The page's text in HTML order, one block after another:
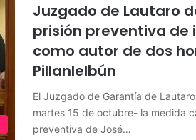
Juzgado de Lautaro
prisión preventiva de
como autor de dos
Pillanlelbún
El Juzgado de Garantía de
martes 15 de octubre- la medida
preventiva de José…